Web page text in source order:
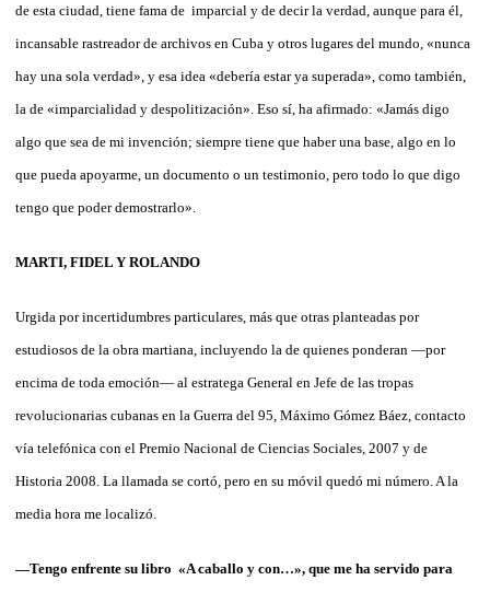
de esta ciudad, tiene fama de imparcial y de decir la verdad, aunque para él,
incansable rastreador de archivos en Cuba y otros lugares del mundo, «nunca
hay una sola verdad», y esa idea «debería estar ya superada», como también,
la de «imparcialidad y despolitización». Eso sí, ha afirmado: «Jamás digo
algo que sea de mi invención; siempre tiene que haber una base, algo en lo
que pueda apoyarme, un documento o un testimonio, pero todo lo que digo
tengo que poder demostrarlo».
MARTI, FIDEL Y ROLANDO
Urgida por incertidumbres particulares, más que otras planteadas por
estudiosos de la obra martiana, incluyendo la de quienes ponderan —por
encima de toda emoción— al estratega General en Jefe de las tropas
revolucionarias cubanas en la Guerra del 95, Máximo Gómez Báez, contacto
vía telefónica con el Premio Nacional de Ciencias Sociales, 2007 y de
Historia 2008. La llamada se cortó, pero en su móvil quedó mi número. A la
media hora me localizó.
—Tengo enfrente su libro «A caballo y con…», que me ha servido para